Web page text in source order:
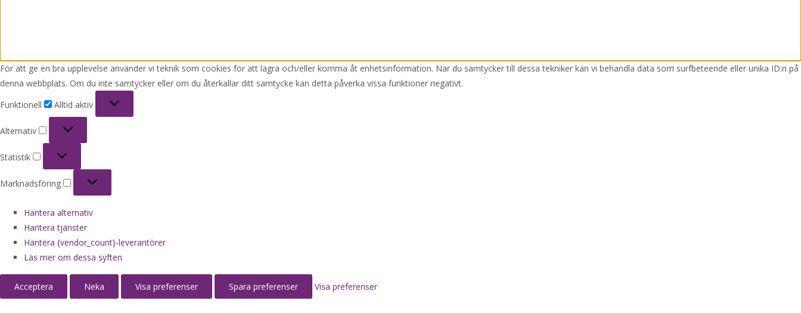
För att ge en bra upplevelse använder vi teknik som cookies för att lagra och/eller komma åt enhetsinformation. När du samtycker till dessa tekniker kan vi behandla data som surfbeteende eller unika ID:n på
denna webbplats. Om du inte samtycker eller om du återkallar ditt samtycke kan detta påverka vissa funktioner negativt.
Funktionell
Alltid aktiv
Alternativ
Statistik
Marknadsföring
Hantera alternativ
Hantera tjänster
Hantera {vendor_count}-leverantörer
Läs mer om dessa syften
Acceptera Neka Visa preferenser Spara preferenser Visa preferenser